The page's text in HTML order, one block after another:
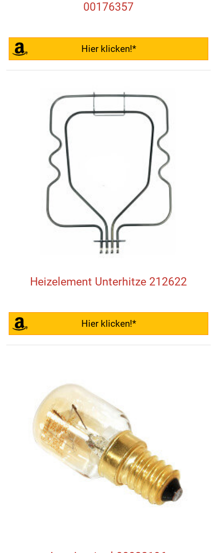
00176357
Hier klicken!*
Heizelement Unterhitze 212622
Hier klicken!*